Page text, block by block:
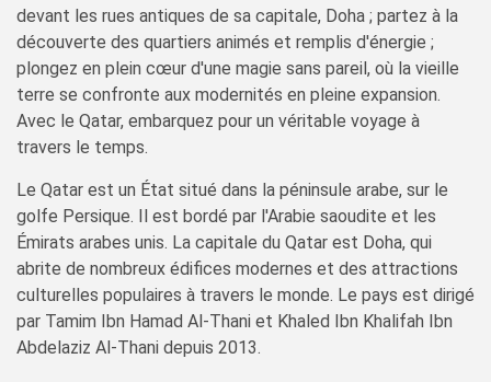
devant les rues antiques de sa capitale, Doha ; partez à la
découverte des quartiers animés et remplis d'énergie ;
plongez en plein cœur d'une magie sans pareil, où la vieille
terre se confronte aux modernités en pleine expansion.
Avec le Qatar, embarquez pour un véritable voyage à
travers le temps.
Le Qatar est un État situé dans la péninsule arabe, sur le
golfe Persique. Il est bordé par l'Arabie saoudite et les
Émirats arabes unis. La capitale du Qatar est Doha, qui
abrite de nombreux édifices modernes et des attractions
culturelles populaires à travers le monde. Le pays est dirigé
par Tamim Ibn Hamad Al-Thani et Khaled Ibn Khalifah Ibn
Abdelaziz Al-Thani depuis 2013.